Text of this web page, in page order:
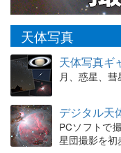
天体写真
天体写真ギ
月、惑星、
デジタル天
PCソフトで
星団撮影を初